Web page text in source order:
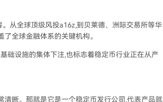
从全球顶级风投a16z,到贝莱德、洲际交易所等华
全球金融体系的关键机构。
础设施的集体下注,也标志着稳定币行业正在从产
晰。那就是它是一个稳定币发行公司,代表产品就